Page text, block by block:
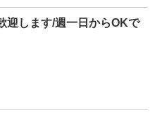
迎します/週一日からOKで